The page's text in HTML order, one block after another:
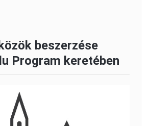
beszerzése
Program keretében